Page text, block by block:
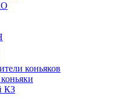
коньяков
КЗ